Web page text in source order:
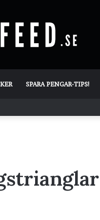
SPARA PENGAR-TIPS!